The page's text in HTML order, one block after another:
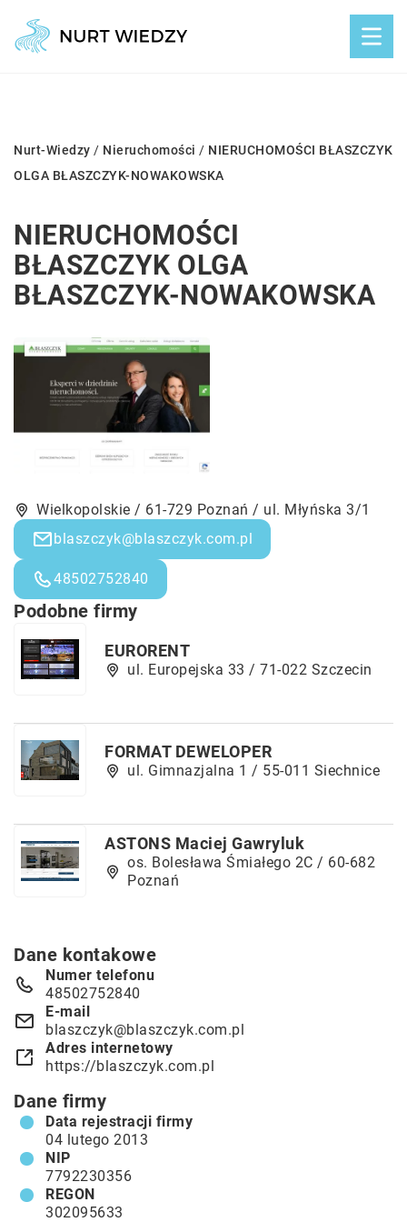
Nurt-Wiedzy / Nieruchomości / NIERUCHOMOŚCI BŁASZCZYK
OLGA BŁASZCZYK-NOWAKOWSKA
NIERUCHOMOŚCI
BŁASZCZYK OLGA
BŁASZCZYK-NOWAKOWSKA
Wielkopolskie / 61-729 Poznań / ul. Młyńska 3/1
blaszczyk@blaszczyk.com.pl
48502752840
Podobne firmy
EURORENT
ul. Europejska 33 / 71-022 Szczecin
FORMAT DEWELOPER
ul. Gimnazjalna 1 / 55-011 Siechnice
ASTONS Maciej Gawryluk
os. Bolesława Śmiałego 2C / 60-682
Poznań
Dane kontakowe
Numer telefonu
48502752840
E-mail
blaszczyk@blaszczyk.com.pl
Adres internetowy
https://blaszczyk.com.pl
Dane firmy
Data rejestracji firmy
04 lutego 2013
NIP
7792230356
REGON
302095633